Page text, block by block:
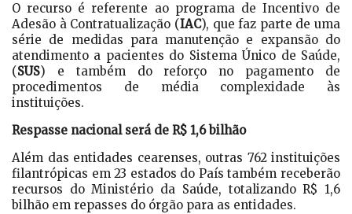
O recurso é referente ao programa de Incentivo de
Adesão à Contratualização (IAC), que faz parte de uma
série de medidas para manutenção e expansão do
atendimento a pacientes do Sistema Único de Saúde,
(SUS) e também do reforço no pagamento de
procedimentos de média complexidade às
instituições.
Respasse nacional será de R$ 1,6 bilhão
Além das entidades cearenses, outras 762 instituições
filantrópicas em 23 estados do País também receberão
recursos do Ministério da Saúde, totalizando R$ 1,6
bilhão em repasses do órgão para as entidades.